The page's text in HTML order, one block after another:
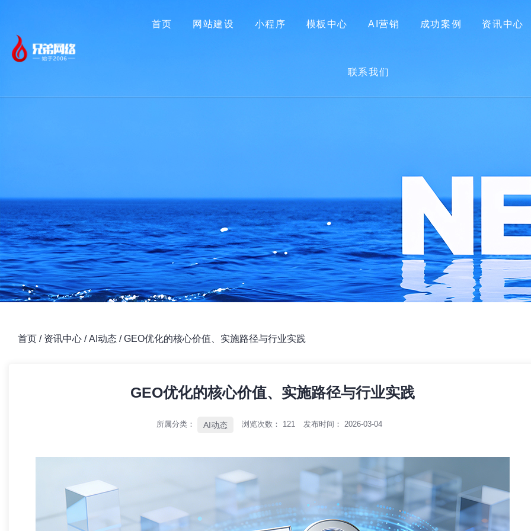
首页 网站建设 小程序 模板中心 AI营销 成功案例 资讯中心
联系我们
首页 关于我们 网站建设 小程序 模板中心
首页 / 资讯中心 /AI动态 /GEO优化的核心价值、实施路径与行业实践
GEO优化的核心价值、实施路径与行业实践
所属分类： AI动态 浏览次数： 121 发布时间： 2026-03-04